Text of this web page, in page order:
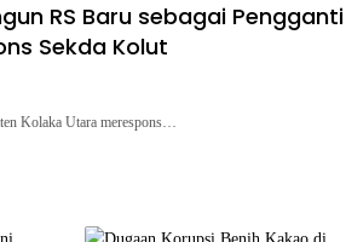
RS Baru sebagai Pengganti
Sekda Kolut
Kolaka Utara merespons…